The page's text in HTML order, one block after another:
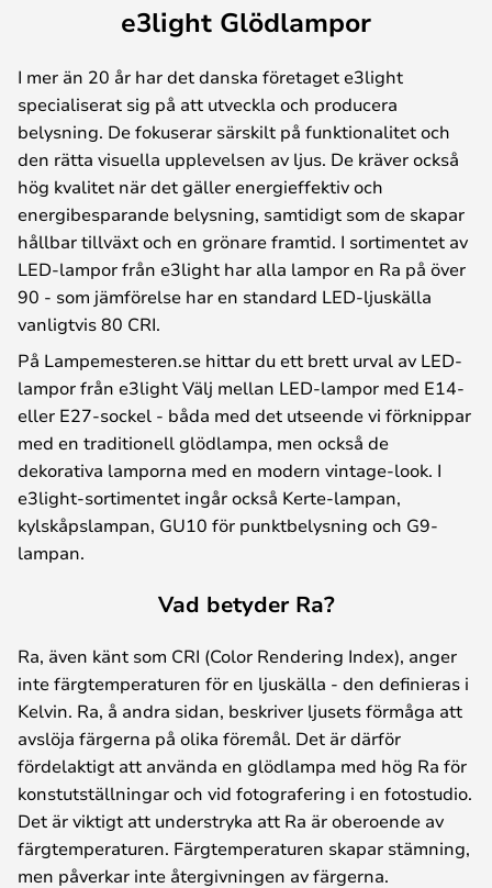
e3light Glödlampor
I mer än 20 år har det danska företaget e3light
specialiserat sig på att utveckla och producera
belysning. De fokuserar särskilt på funktionalitet och
den rätta visuella upplevelsen av ljus. De kräver också
hög kvalitet när det gäller energieffektiv och
energibesparande belysning, samtidigt som de skapar
hållbar tillväxt och en grönare framtid. I sortimentet av
LED-lampor från e3light har alla lampor en Ra på över
90 - som jämförelse har en standard LED-ljuskälla
vanligtvis 80 CRI.
På Lampemesteren.se hittar du ett brett urval av LED-
lampor från e3light Välj mellan LED-lampor med E14-
eller E27-sockel - båda med det utseende vi förknippar
med en traditionell glödlampa, men också de
dekorativa lamporna med en modern vintage-look. I
e3light-sortimentet ingår också Kerte-lampan,
kylskåpslampan, GU10 för punktbelysning och G9-
lampan.
Vad betyder Ra?
Ra, även känt som CRI (Color Rendering Index), anger
inte färgtemperaturen för en ljuskälla - den definieras i
Kelvin. Ra, å andra sidan, beskriver ljusets förmåga att
avslöja färgerna på olika föremål. Det är därför
fördelaktigt att använda en glödlampa med hög Ra för
konstutställningar och vid fotografering i en fotostudio.
Det är viktigt att understryka att Ra är oberoende av
färgtemperaturen. Färgtemperaturen skapar stämning,
men påverkar inte återgivningen av färgerna.